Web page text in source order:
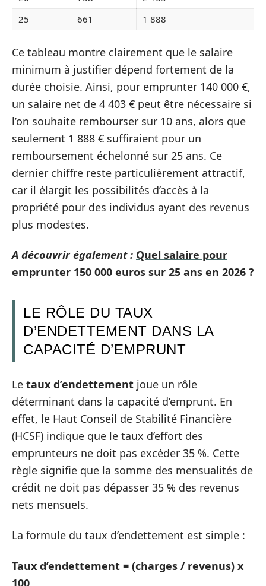
25
661 1 888
Ce tableau montre clairement que le salaire
minimum à justifier dépend fortement de la
durée choisie. Ainsi, pour emprunter 140 000 €,
un salaire net de 4 403 € peut être nécessaire si
l’on souhaite rembourser sur 10 ans, alors que
seulement 1 888 € suffiraient pour un
remboursement échelonné sur 25 ans. Ce
dernier chiffre reste particulièrement attractif,
car il élargit les possibilités d’accès à la
propriété pour des individus ayant des revenus
plus modestes.
A découvrir également : Quel salaire pour
emprunter 150 000 euros sur 25 ans en 2026 ?
LE RÔLE DU TAUX
D’ENDETTEMENT DANS LA
CAPACITÉ D’EMPRUNT
Le taux d’endettement joue un rôle
déterminant dans la capacité d’emprunt. En
effet, le Haut Conseil de Stabilité Financière
(HCSF) indique que le taux d’effort des
emprunteurs ne doit pas excéder 35 %. Cette
règle signifie que la somme des mensualités de
crédit ne doit pas dépasser 35 % des revenus
nets mensuels.
La formule du taux d’endettement est simple :
Taux d’endettement = (charges / revenus) x
100